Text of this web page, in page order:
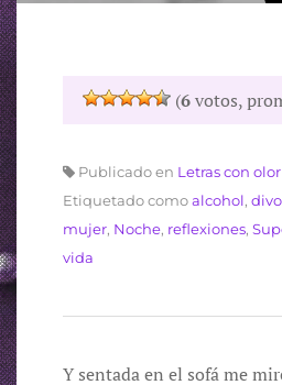
(6votos,
Publicado en Letras con
Etiquetado comoalcohol,
mujer, Noche, reflexiones,
vida
Y sentada en el sofá me